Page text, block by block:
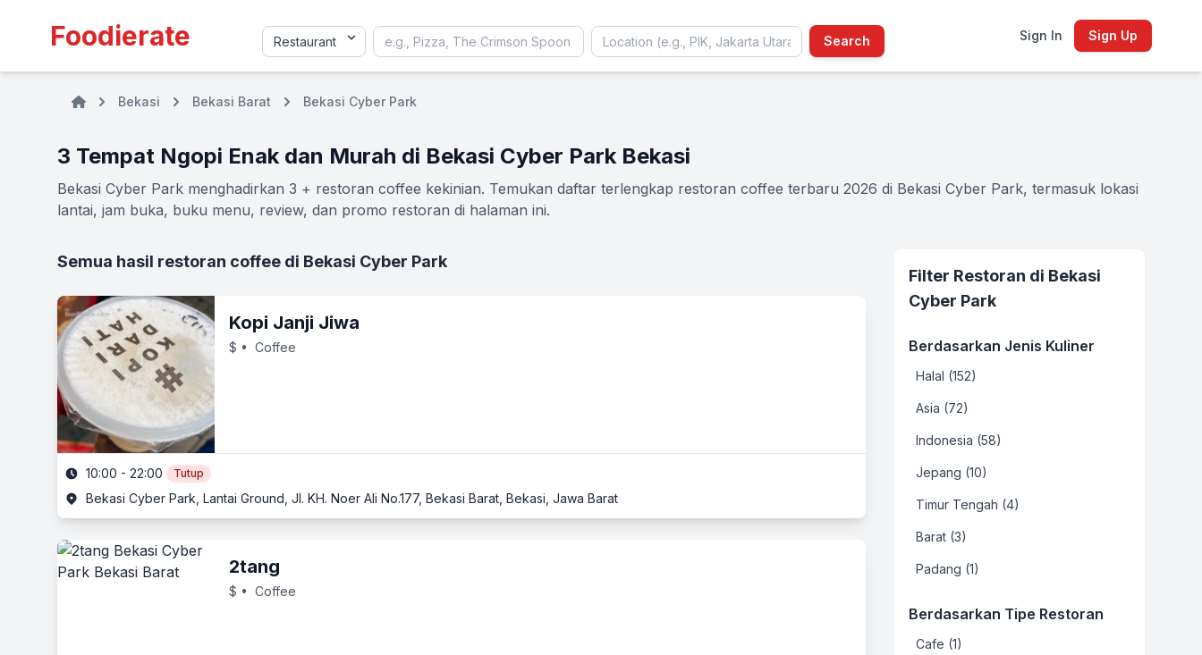
Foodierate Search Sign In Sign Up
Bekasi Bekasi Barat Bekasi Cyber Park
3 Tempat Ngopi Enak dan Murah di Bekasi Cyber Park Bekasi
Bekasi Cyber Park menghadirkan 3 + restoran coffee kekinian. Temukan daftar terlengkap restoran coffee terbaru 2026 di Bekasi Cyber Park, termasuk lokasi
lantai, jam buka, buku menu, review, dan promo restoran di halaman ini.
Semua hasil restoran coffee di Bekasi Cyber Park
Kopi Janji Jiwa
$ • Coffee
10:00 - 22:00 Tutup
Bekasi Cyber Park, Lantai Ground, Jl. KH. Noer Ali No.177, Bekasi Barat, Bekasi, Jawa Barat
2tang
$ • Coffee
Filter Restoran di Bekasi
Cyber Park
Berdasarkan Jenis Kuliner
Halal (152)
Asia (72)
Indonesia (58)
Jepang (10)
Timur Tengah (4)
Barat (3)
Padang (1)
Berdasarkan Tipe Restoran
Cafe (1)